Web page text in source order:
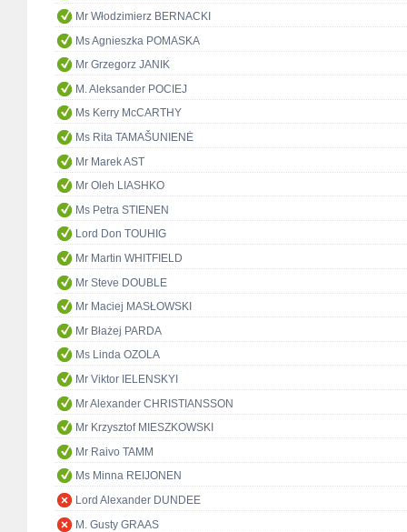
Mr Włodzimierz BERNACKI
Ms Agnieszka POMASKA
Mr Grzegorz JANIK
M. Aleksander POCIEJ
Ms Kerry McCARTHY
Ms Rita TAMAŠUNIENĖ
Mr Marek AST
Mr Oleh LIASHKO
Ms Petra STIENEN
Lord Don TOUHIG
Mr Martin WHITFIELD
Mr Steve DOUBLE
Mr Maciej MASŁOWSKI
Mr Błażej PARDA
Ms Linda OZOLA
Mr Viktor IELENSKYI
Mr Alexander CHRISTIANSSON
Mr Krzysztof MIESZKOWSKI
Mr Raivo TAMM
Ms Minna REIJONEN
Lord Alexander DUNDEE
M. Gusty GRAAS